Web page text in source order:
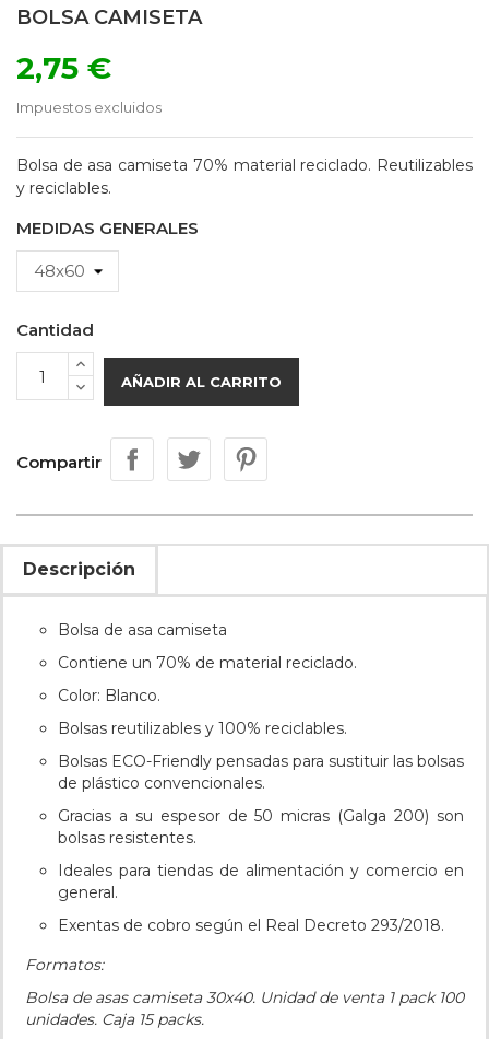
BOLSA CAMISETA
2,75 €
Impuestos excluidos
Bolsa de asa camiseta 70% material reciclado. Reutilizables
y reciclables.
MEDIDAS GENERALES
Cantidad
AÑADIR AL CARRITO
Compartir
Descripción
Bolsa de asa camiseta
Contiene un 70% de material reciclado.
Color: Blanco.
Bolsas reutilizables y 100% reciclables.
Bolsas ECO-Friendly pensadas para sustituir las bolsas
de plástico convencionales.
Gracias a su espesor de 50 micras (Galga 200) son
bolsas resistentes.
Ideales para tiendas de alimentación y comercio en
general.
Exentas de cobro según el Real Decreto 293/2018.
Formatos:
Bolsa de asas camiseta 30x40. Unidad de venta 1 pack 100
unidades. Caja 15 packs.